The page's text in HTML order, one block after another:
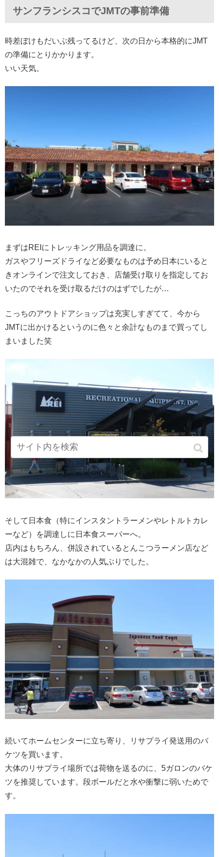
サンフランシスコでJMTの事前準備
時差ぼけもだいぶ残ってるけど、次の日から本格的にJMT
の準備にとりかかります。
いい天気。
まずはREIにトレッキング用品を調達に。
ガスやフリーズドライなど必要なものは予め日本にいると
きオンラインで注文しておき、店舗受け取りを指定してお
いたのでそれを受け取るだけのはずでしたが…
こっちのアウトドアショップは充実しすぎてて、今から
JMTに出かけるというのに色々と余計なものまで買ってし
まいました笑
そして日本食（特にインスタントラーメンやレトルトカレ
ーなど）を調達しに日本食スーパーへ。
店内はもちろん、併設されているとんこつラーメン店など
は大混雑で、なかなかの人気ぶりでした。
続いてホームセンターに立ち寄り、リサプライ発送用のバ
ケツを買います。
大体のリサプライ場所では荷物を送るのに、5ガロンのバケ
ツを推奨しています。段ボールだと水や衝撃に弱いためで
す。